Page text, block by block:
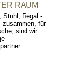
RAUM
Stuhl, Regal -
zusammen, für
sind wir